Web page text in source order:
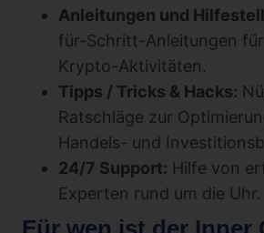
Anleitungen und
für-Schritt-Anleitungen
Krypto-Aktivitäten.
Tipps / Tricks & Hacks:
Ratschläge zur
Handels- und
24/7 Support: Hilfe von
Experten rund um die Uhr.